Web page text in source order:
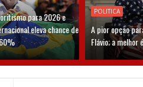
para 2026 e
eleva chance de
POLITICA
A pior opção
Flávio; a melhor